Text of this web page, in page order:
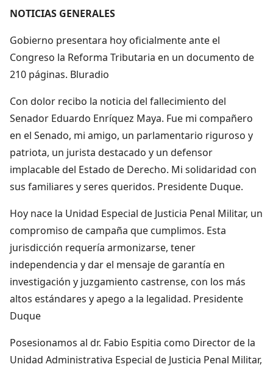
NOTICIAS GENERALES
Gobierno presentara hoy oficialmente ante el
Congreso la Reforma Tributaria en un documento de
210 páginas. Bluradio
Con dolor recibo la noticia del fallecimiento del
Senador Eduardo Enríquez Maya. Fue mi compañero
en el Senado, mi amigo, un parlamentario riguroso y
patriota, un jurista destacado y un defensor
implacable del Estado de Derecho. Mi solidaridad con
sus familiares y seres queridos. Presidente Duque.
Hoy nace la Unidad Especial de Justicia Penal Militar, un
compromiso de campaña que cumplimos. Esta
jurisdicción requería armonizarse, tener
independencia y dar el mensaje de garantía en
investigación y juzgamiento castrense, con los más
altos estándares y apego a la legalidad. Presidente
Duque
Posesionamos al dr. Fabio Espitia como Director de la
Unidad Administrativa Especial de Justicia Penal Militar,